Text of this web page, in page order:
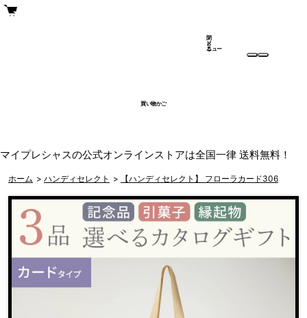
買い物かご
メ
ニュー
閉
じ
る
マイプレシャスの公式オンラインストアは全国一律 送料無料！
ホーム > ハンディセレクト > 【ハンディセレクト】 フローラカード306